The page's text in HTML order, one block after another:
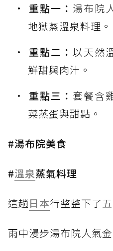
重點一： 湯布院
地獄蒸溫泉料理。
重點二：以天然
鮮甜與肉汁。
重點三： 套餐含
菜蒸蛋與甜點。
#湯布院美食
#溫泉蒸氣料理
這趟日本行整整下了
雨中漫步湯布院人氣